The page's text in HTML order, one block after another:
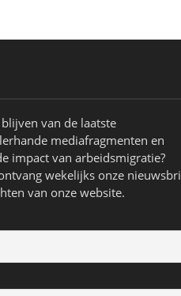
van de laatste
mediafragmenten en
impact van arbeidsmigratie?
wekelijks onze
van onze website.